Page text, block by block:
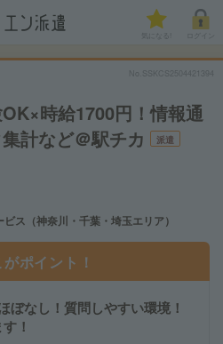
気になる!
No.SSKCS2504421394
OK×時給1700円！情報通
計など＠駅チカ
派遣
ス（神奈川・千葉・埼玉エリア）
がポイント！
ぼなし！質問しやすい環境！
！